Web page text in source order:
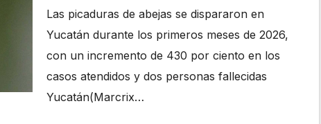
Las picaduras de abejas se dispararon en
Yucatán durante los primeros meses de 2026,
con un incremento de 430 por ciento en los
casos atendidos y dos personas fallecidas
Yucatán(Marcrix…